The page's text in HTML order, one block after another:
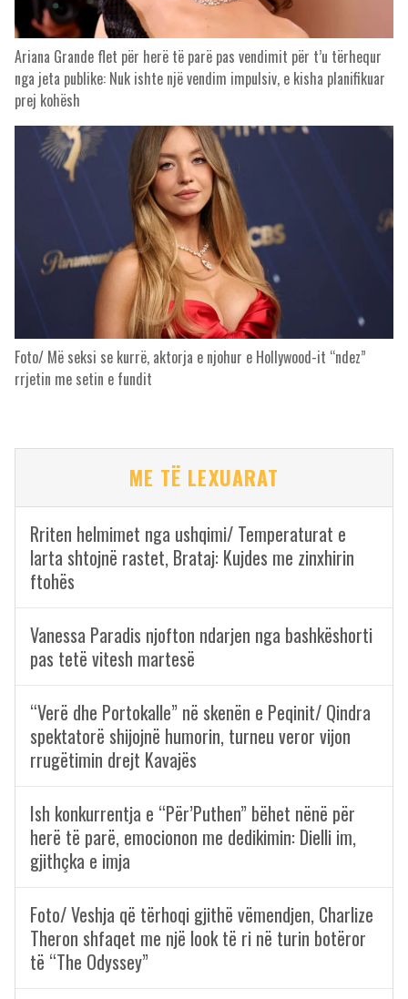
Ariana Grande flet për herë të parë pas vendimit për t’u tërhequr
nga jeta publike: Nuk ishte një vendim impulsiv, e kisha planifikuar
prej kohësh
Foto/ Më seksi se kurrë, aktorja e njohur e Hollywood-it “ndez”
rrjetin me setin e fundit
ME TË LEXUARAT
Rriten helmimet nga ushqimi/ Temperaturat e
larta shtojnë rastet, Brataj: Kujdes me zinxhirin
ftohës
Vanessa Paradis njofton ndarjen nga bashkëshorti
pas tetë vitesh martesë
“Verë dhe Portokalle” në skenën e Peqinit/ Qindra
spektatorë shijojnë humorin, turneu veror vijon
rrugëtimin drejt Kavajës
Ish konkurrentja e “Për’Puthen” bëhet nënë për
herë të parë, emocionon me dedikimin: Dielli im,
gjithçka e imja
Foto/ Veshja që tërhoqi gjithë vëmendjen, Charlize
Theron shfaqet me një look të ri në turin botëror
të “The Odyssey”